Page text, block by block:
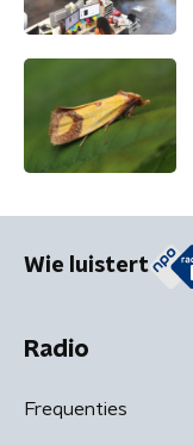
Wie luistert
Radio
Frequenties